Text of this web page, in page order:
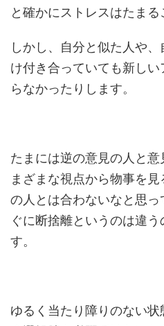
と確かにストレスはたまる
しかし、自分と似た人や
け付き合っていても新し
らなかったりします。
たまには逆の意見の人と
まざまな視点から物事を
の人とは合わないなと思
ぐに断捨離というのは違
す。
ゆるく当たり障りのない